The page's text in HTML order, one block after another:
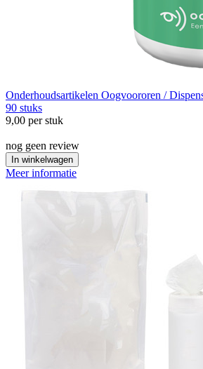
Onderhoudsartikelen Oogvoororen /
90 stuks
9,00 per stuk
nog geen review
In winkelwagen
Meer informatie